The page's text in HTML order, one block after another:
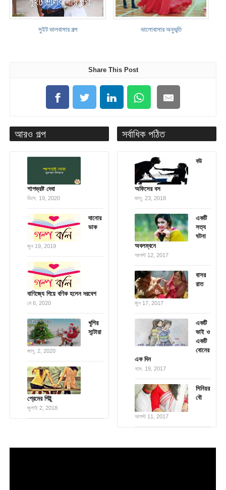
সুইট ভালবাসার গল্প ভালোবাসার অনুভূতি
Share This Post
আরও গল্প
শাপভ্রষ্ট দেবা
ডিসে. 19, 2020
দানোর
ডাক
জুন 19, 2019
বাণিজ্যে গিয়ে বণিক হলেন দরবেশ
মে 6, 2020
খুশির
সান্টারা
জানু. 2, 2020
প্রেমের গিট্টু
জুলাই 2, 2018
সর্বাধিক পঠিত
বউ
অফিসের বস
জানু. 23, 2018
একটি
সত্য
ঘটনা
অবলম্বনে
আগস্ট 12, 2017
বাসর
রাত
জুন 17, 2017
একটি
ভাই ও
একটি
বোনের
এক দিন
নভে. 19, 2017
সিনিয়র
বৌ
আগস্ট 11, 2017